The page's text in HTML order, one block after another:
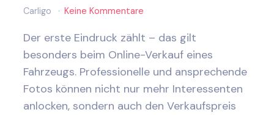
Carligo Keine Kommentare
Der erste Eindruck zählt – das gilt
besonders beim Online-Verkauf eines
Fahrzeugs. Professionelle und ansprechende
Fotos können nicht nur mehr Interessenten
anlocken, sondern auch den Verkaufspreis